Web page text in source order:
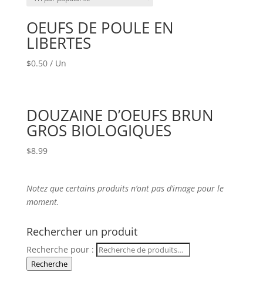
OEUFS DE POULE EN
LIBERTES
$0.50 / Un
DOUZAINE D’OEUFS BRUN
GROS BIOLOGIQUES
$8.99
Notez que certains produits n’ont pas d’image pour le
moment.
Rechercher un produit
Recherche pour :
Recherche